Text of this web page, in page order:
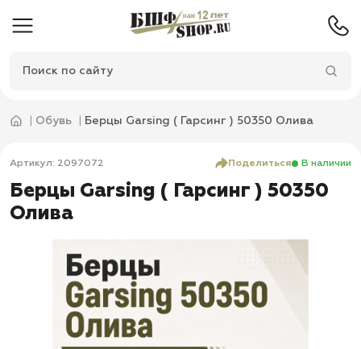
Обувь Берцы Garsing ( Гарсинг ) 50350 Олива
Артикул: 2097072 Поделиться В наличии
Берцы Garsing ( Гарсинг ) 50350
Олива